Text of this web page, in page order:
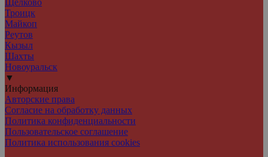
Щёлково
Троицк
Майкоп
Реутов
Кызыл
Шахты
Новоуральск
▼
Информация
Авторские права
Согласие на обработку данных
Политика конфиденциальности
Пользовательское соглашение
Политика использования cookies